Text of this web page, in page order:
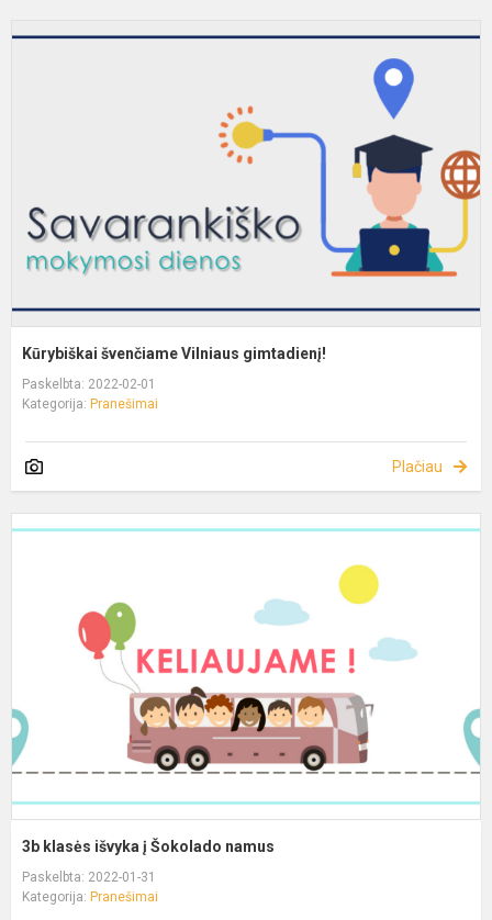
Kūrybiškai švenčiame Vilniaus gimtadienį!
Paskelbta: 2022-02-01
Kategorija: Pranešimai
Plačiau
3b klasės išvyka į Šokolado namus
Paskelbta: 2022-01-31
Kategorija: Pranešimai